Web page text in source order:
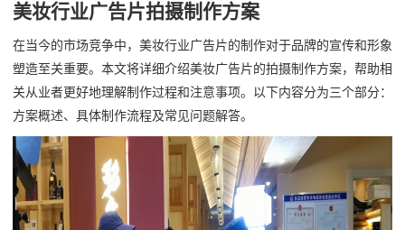
美妆行业广告片拍摄制作方案
在当今的市场竞争中，美妆行业广告片的制作对于品牌的宣传和形象
塑造至关重要。本文将详细介绍美妆广告片的拍摄制作方案，帮助相
关从业者更好地理解制作过程和注意事项。以下内容分为三个部分：
方案概述、具体制作流程及常见问题解答。